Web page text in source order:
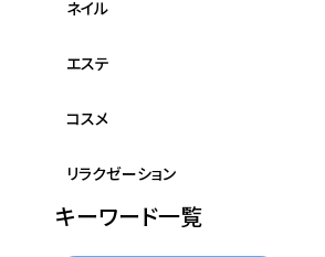
ネイル
エステ
コスメ
リラクゼーション
キーワード一覧